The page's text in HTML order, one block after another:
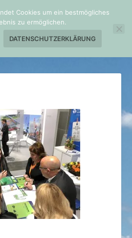
Cookies um ein bestmögliches
zu ermöglichen.
DATENSCHUTZERKLÄRUNG